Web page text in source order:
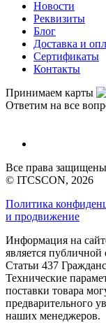
Новости
Реквизиты
Блог
Доставка и
Сертификаты
Контакты
Принимаем карты
Ответим на все
Все права
© ITCSCON, 2026
Политика
и продвижение
Информация на
является
Статьи 437
Технические
поставки товара
предварительного
наших менеджеров.